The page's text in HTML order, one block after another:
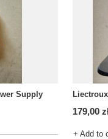
Supply
179,00
+ Add to